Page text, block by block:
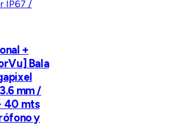
+
Bala
mm /
40 mts
y